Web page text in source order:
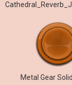
Metal Gear